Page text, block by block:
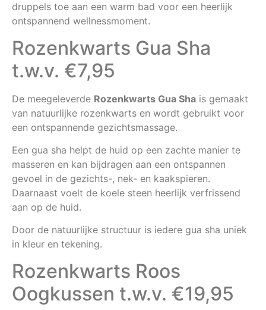
druppels toe aan een warm bad voor een heerlijk
ontspannend wellnessmoment.
Rozenkwarts Gua Sha
t.w.v. €7,95
De meegeleverde Rozenkwarts Gua Sha is gemaakt
van natuurlijke rozenkwarts en wordt gebruikt voor
een ontspannende gezichtsmassage.
Een gua sha helpt de huid op een zachte manier te
masseren en kan bijdragen aan een ontspannen
gevoel in de gezichts-, nek- en kaakspieren.
Daarnaast voelt de koele steen heerlijk verfrissend
aan op de huid.
Door de natuurlijke structuur is iedere gua sha uniek
in kleur en tekening.
Rozenkwarts Roos
Oogkussen t.w.v. €19,95